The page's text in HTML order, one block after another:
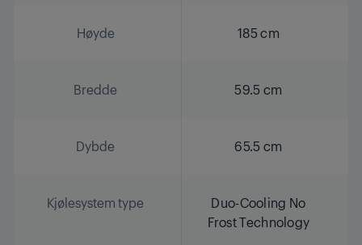
Høyde 185 cm
Bredde 59.5 cm
Dybde 65.5 cm
Kjølesystem type
Duo-Cooling No
Frost Technology